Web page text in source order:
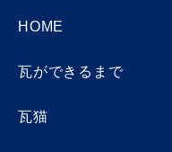
HOME
瓦ができるまで
瓦猫